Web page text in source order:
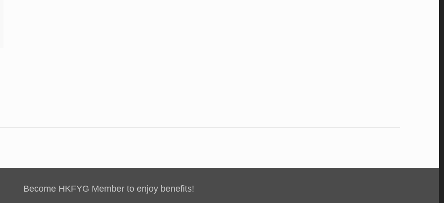
Become HKFYG Member to enjoy benefits!